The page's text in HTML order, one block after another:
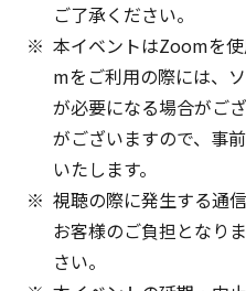
ご了承ください。
本イベントはZoomを
mをご利用の際には、
が必要になる場合がご
がございますので、事
いたします。
視聴の際に発生する通
お客様のご負担となり
さい。